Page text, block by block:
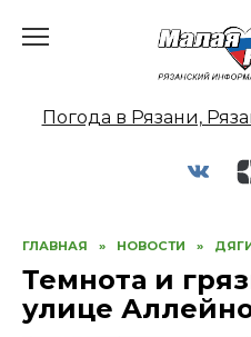
Погода в Рязани,
ГЛАВНАЯ » НОВОСТИ »
Темнота и
улице